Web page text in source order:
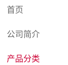
首页
公司简介
产品分类